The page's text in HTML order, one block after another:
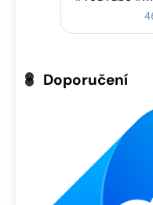
Doporučení